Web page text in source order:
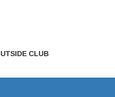
CLUB